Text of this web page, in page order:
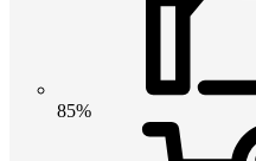
85%